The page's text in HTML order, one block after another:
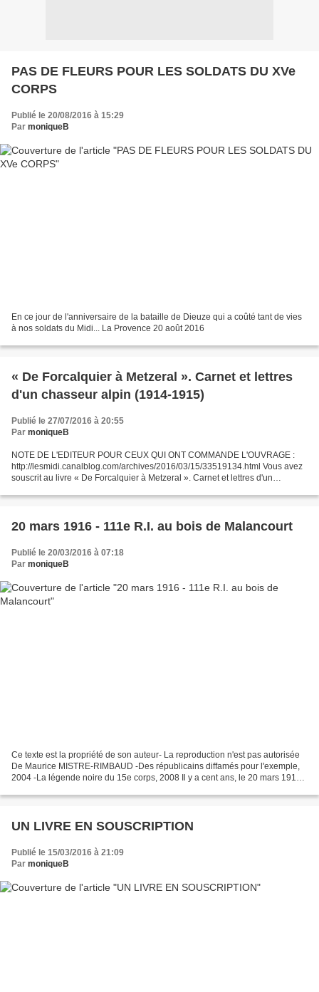
PAS DE FLEURS POUR LES SOLDATS DU XVe
CORPS
Publié le 20/08/2016 à 15:29
Par moniqueB
En ce jour de l'anniversaire de la bataille de Dieuze qui a coûté tant de vies
à nos soldats du Midi... La Provence 20 août 2016
« De Forcalquier à Metzeral ». Carnet et lettres
d'un chasseur alpin (1914-1915)
Publié le 27/07/2016 à 20:55
Par moniqueB
NOTE DE L'EDITEUR POUR CEUX QUI ONT COMMANDE L'OUVRAGE :
http://lesmidi.canalblog.com/archives/2016/03/15/33519134.html Vous avez
souscrit au livre « De Forcalquier à Metzeral ». Carnet et lettres d'un
20 mars 1916 - 111e R.I. au bois de Malancourt
Publié le 20/03/2016 à 07:18
Par moniqueB
Ce texte est la propriété de son auteur- La reproduction n'est pas autorisée
De Maurice MISTRE-RIMBAUD -Des républicains diffamés pour l'exemple,
2004 -La légende noire du 15e corps, 2008 Il y a cent ans, le 20 mars 1916,
UN LIVRE EN SOUSCRIPTION
Publié le 15/03/2016 à 21:09
Par moniqueB